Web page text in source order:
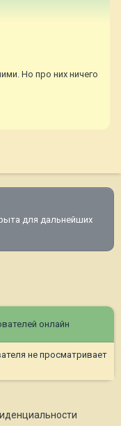
Но про них ничего
для дальнейших
онлайн
не просматривает